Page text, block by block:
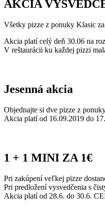
AKCIA
Všetky pizze z ponuky Klasic
Akcia platí celý deň 30.06 na
V reštaurácii ku každej pizzi
Jesenná akcia
Objednajte si dve pizze z
Akcia platí od 16.09.2019 do
1 + 1 MINI ZA 1€
Pri zakúpení veľkej pizze
Pri predložení vysvedčenia s
Akcia platí od 28.6. do 30.6.